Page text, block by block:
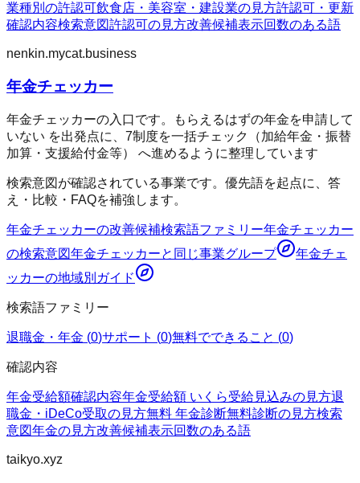
業種別の許認可飲食店・美容室・建設業の見方許認可・更新
確認内容検索意図許認可の見方改善候補表示回数のある語
nenkin.mycat.business
年金チェッカー
年金チェッカーの入口です。もらえるはずの年金を申請して
いない を出発点に、7制度を一括チェック（加給年金・振替
加算・支援給付金等） へ進めるように整理しています
検索意図が確認されている事業です。優先語を起点に、答
え・比較・FAQを補強します。
年金チェッカーの改善候補検索語ファミリー年金チェッカー
の検索意図年金チェッカーと同じ事業グループ
年金チェ
ッカーの地域別ガイド
検索語ファミリー
退職金・年金 (0)サポート (0)無料でできること (0)
確認内容
年金受給額確認内容年金受給額 いくら受給見込みの見方退
職金・iDeCo受取の見方無料 年金診断無料診断の見方検索
意図年金の見方改善候補表示回数のある語
taikyo.xyz